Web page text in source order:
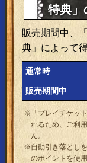
特典」
販売期間中、
典」によって
通常時
販売期間中
※「プレイチケッ
れるため、ご利
ん。
※自動引き落とし
のポイントを使